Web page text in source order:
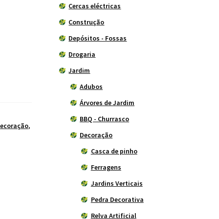
,
Cercas eléctricas
Construção
Depósitos - Fossas
Drogaria
Jardim
Adubos
Árvores de Jardim
BBQ - Churrasco
Decoração
Casca de pinho
Ferragens
Jardins Verticais
Pedra Decorativa
Relva Artificial